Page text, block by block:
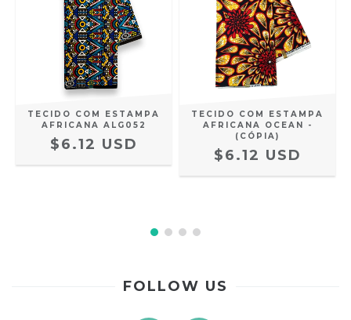
TECIDO COM ESTAMPA
AFRICANA ALG052
$6.12 USD
TECIDO COM ESTAMPA
AFRICANA OCEAN -
(CÓPIA)
$6.12 USD
FOLLOW US